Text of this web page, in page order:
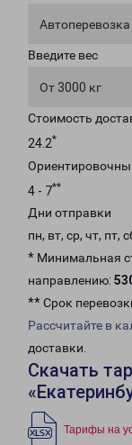
Автоперевозка
Введите вес
От 3000 кг
Стоимость
24.2*
4 - 7**
Дни отправки
пн, вт, ср, чт, пт,
* Минимальная
направлению:
** Срок
Рассчитайте в
доставки.
Скачать
Тарифы на